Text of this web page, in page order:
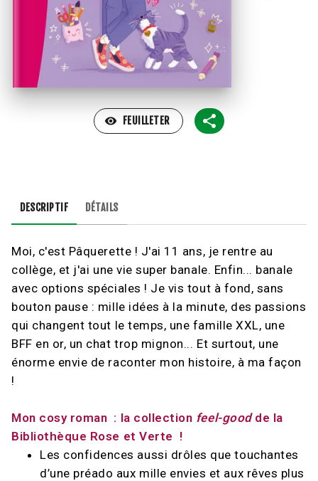
visibility FEUILLETER
DESCRIPTIF DÉTAILS
Moi, c'est Pâquerette ! J'ai 11 ans, je rentre au
collège, et j'ai une vie super banale. Enfin... banale
avec options spéciales ! Je vis tout à fond, sans
bouton pause : mille idées à la minute, des passions
qui changent tout le temps, une famille XXL, une
BFF en or, un chat trop mignon... Et surtout, une
énorme envie de raconter mon histoire, à ma façon
!
Mon cosy roman : la collection feel-goodde la
Bibliothèque Rose et Verte !
Les confidences aussi drôles que touchantes
d’une préado aux mille envies et aux rêves plus